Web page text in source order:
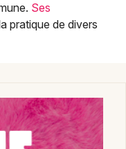
Ses
pratique de divers